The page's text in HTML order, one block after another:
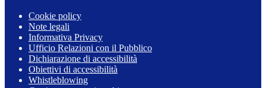
Cookie policy
Note legali
Informativa Privacy
Ufficio Relazioni con il Pubblico
Dichiarazione di accessibilità
Obiettivi di accessibilità
Whistleblowing